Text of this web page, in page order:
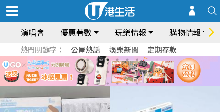
演唱會 優惠著數 玩樂情報 購物情報
熱門關鍵字： 公屋熱話 娛樂新聞 定期存款